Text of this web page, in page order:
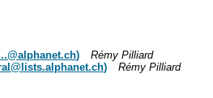
)
Rémy Pilliard
)
Rémy Pilliard